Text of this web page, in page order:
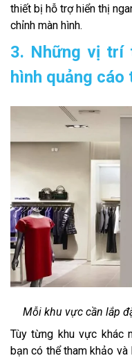
thiết bị hỗ trợ hiển thị
chỉnh màn hình.
3. Những vị trí
hình quảng
Mỗi khu vực cần lắp
Tùy từng khu vực khác
bạn có thể tham khảo và